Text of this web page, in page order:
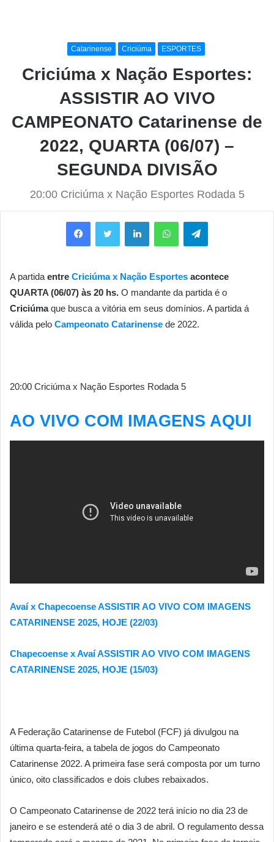
Catarinense Criciúma ESPORTES
Criciúma x Nação Esportes:
ASSISTIR AO VIVO
CAMPEONATO Catarinense de
2022, QUARTA (06/07) –
SEGUNDA DIVISÃO
20:00 Criciúma x Nação Esportes Rodada 5
FacebookTwitter LinkedinWhatsAppTelegram
A partida entre Criciúma x Nação Esportes acontece
QUARTA (06/07) às 20 hs. O mandante da partida é o
Criciúmaque busca a vitória em seus domínios. A partida á
válida pelo Campeonato Catarinense de 2022.
20:00 Criciúma x Nação Esportes Rodada 5
AO VIVO COM IMAGENS AQUI
Avaí x Chapecoense ASSISTIR AO VIVO COM IMAGENS
CATARINENSE 2025, HOJE (22/03)
Chapecoense x Avaí ASSISTIR AO VIVO COM IMAGENS
CATARINENSE 2025, HOJE (15/03)
A Federação Catarinense de Futebol (FCF) já divulgou na
última quarta-feira, a tabela de jogos do Campeonato
Catarinense 2022. A primeira fase será composta por um turno
único, oito classificados e dois clubes rebaixados.
O Campeonato Catarinense de 2022 terá início no dia 23 de
janeiro e se estenderá até o dia 3 de abril. O regulamento dessa